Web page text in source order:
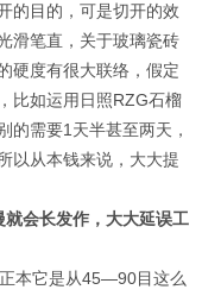
的目的，可是切开的效
滑笔直，关于玻璃瓷砖
硬度有很大联络，假定
比如运用日照RZG石榴
的需要1天半甚至两天，
以从本钱来说，大大提
会长发作，大大延误工
本它是从45—90目这么